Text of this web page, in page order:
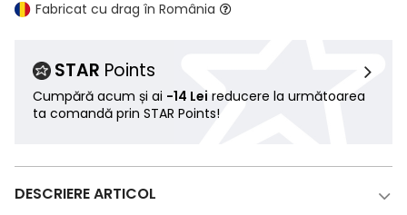
Fabricat cu drag în România
STAR Points
Cumpără acum și ai -14 Lei reducere la următoarea
ta comandă prin STAR Points!
DESCRIERE ARTICOL